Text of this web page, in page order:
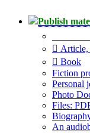
Publish
Article,
Book
Fiction
Personal
Photo
Files:
An